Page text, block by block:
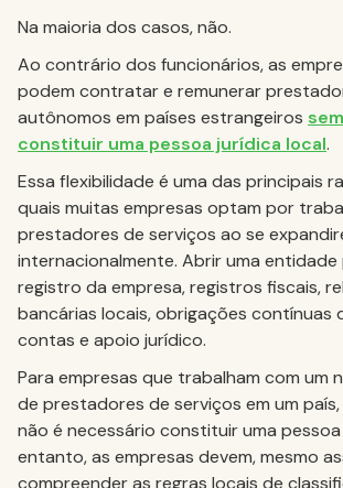
Na maioria dos casos, não.
Ao contrário dos funcionários, as
podem contratar e remunerar
autônomos em países estrangeiros
constituir uma pessoa jurídica local.
Essa flexibilidade é uma das principais
quais muitas empresas optam por
prestadores de serviços ao se
internacionalmente. Abrir uma entidade
registro da empresa, registros fiscais,
bancárias locais, obrigações contínuas
contas e apoio jurídico.
Para empresas que trabalham com um
de prestadores de serviços em um
não é necessário constituir uma pessoa
entanto, as empresas devem, mesmo
compreender as regras locais de